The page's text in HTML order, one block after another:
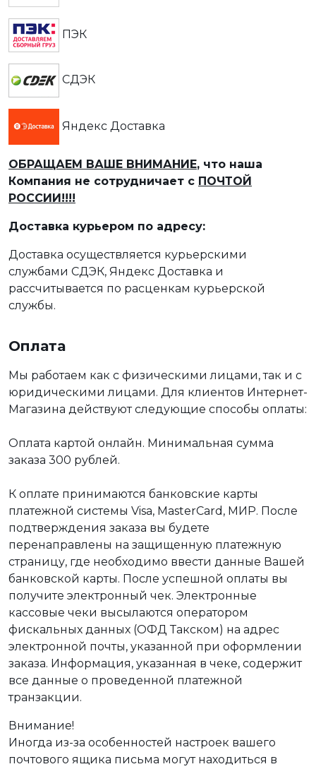
ПЭК
СДЭК
Яндекс Доставка
ОБРАЩАЕМ ВАШЕ ВНИМАНИЕ, что наша
Компания не сотрудничает с ПОЧТОЙ
РОССИИ!!!!
Доставка курьером по адресу:
Доставка осуществляется курьерскими
службами СДЭК, Яндекс Доставка и
рассчитывается по расценкам курьерской
службы.
Оплата
Мы работаем как с физическими лицами, так и с
юридическими лицами. Для клиентов Интернет-
Магазина действуют следующие способы оплаты:
Оплата картой онлайн. Минимальная сумма
заказа 300 рублей.
К оплате принимаются банковские карты
платежной системы Visa, MasterCard, МИР. После
подтверждения заказа вы будете
перенаправлены на защищенную платежную
страницу, где необходимо ввести данные Вашей
банковской карты. После успешной оплаты вы
получите электронный чек. Электронные
кассовые чеки высылаются оператором
фискальных данных (ОФД Такском) на адрес
электронной почты, указанной при оформлении
заказа. Информация, указанная в чеке, содержит
все данные о проведенной платежной
транзакции.
Внимание!
Иногда из-за особенностей настроек вашего
почтового ящика письма могут находиться в